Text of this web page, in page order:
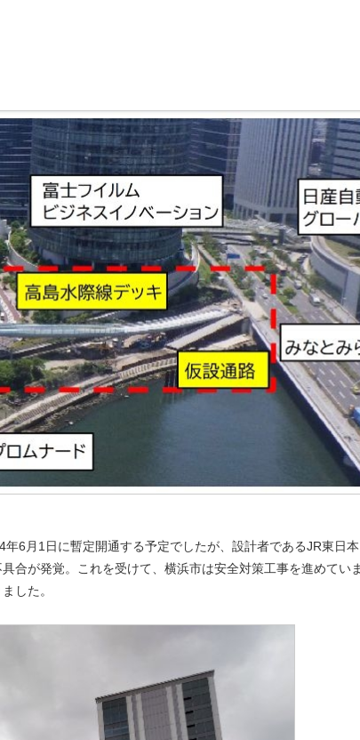
年6月1日に暫定開通する予定でしたが、設計者であるJR東日
合が発覚。これを受けて、横浜市は安全対策工事を進めてい
した。